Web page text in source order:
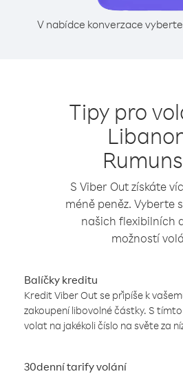
V nabídce konverzace
Tipy pro
S Viber Out získáte
méně peněz. Vyberte
našich flexibilních
možností
Balíčky kreditu
Kredit Viber Out se připíše k
zakoupení libovolné částky. S
volat na jakékoli číslo na světe za
30denní tarify volání